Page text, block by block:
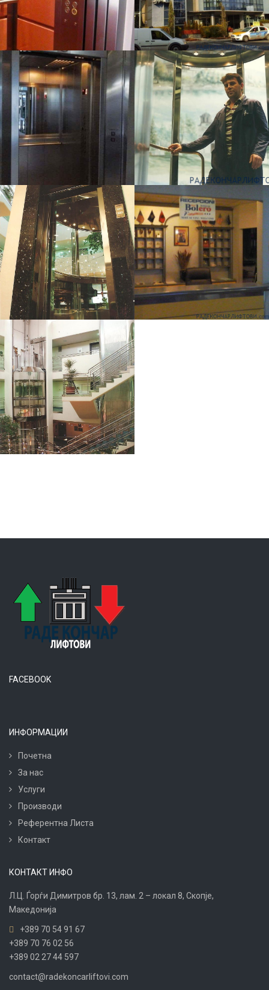
FACEBOOK
ИНФОРМАЦИИ
Почетна
За нас
Услуги
Производи
Референтна Листа
Контакт
КОНТАКТ ИНФО
Л.Ц. Ѓорѓи Димитров бр. 13, лам. 2 – локал 8, Скопје,
Македонија
+389 70 54 91 67
+389 70 76 02 56
+389 02 27 44 597
contact@radekoncarliftovi.com